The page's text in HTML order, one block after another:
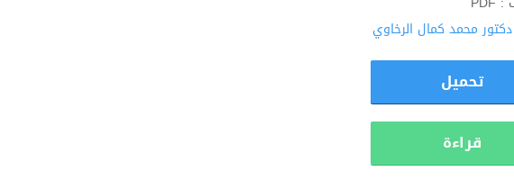
دكتور محمد كمال الرخاوي
تحميل
قراءة